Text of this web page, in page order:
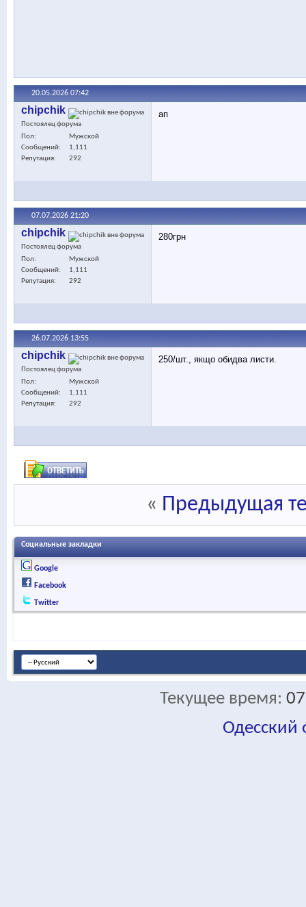
20.05.2026 07:42
chipchik
Постоялец форума
Пол
Мужской
Сообщений
1,111
Репутация
292
ап
07.07.2026 21:20
chipchik
Постоялец форума
Пол
Мужской
Сообщений
1,111
Репутация
292
280грн
26.07.2026 13:55
chipchik
Постоялец форума
Пол
Мужской
Сообщений
1,111
Репутация
292
250/шт., якщо обидва листи.
« Предыдущая
Социальные закладки
Google
Facebook
Twitter
Текущее время:
Одесский